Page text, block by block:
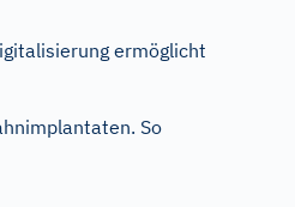
ermöglicht
So